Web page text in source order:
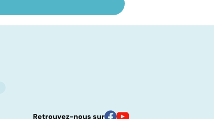
infections
Retrouvez-nous sur